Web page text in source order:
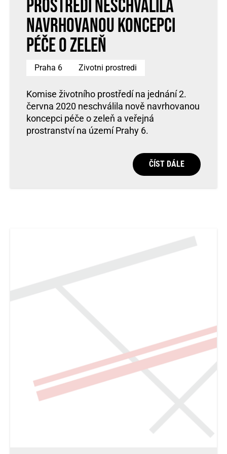
prostředí neschválila
navrhovanou koncepci
péče o zeleň
Praha 6 Zivotni prostredi
Komise životního prostředí na jednání 2.
června 2020 neschválila nově navrhovanou
koncepci péče o zeleň a veřejná
prostranství na území Prahy 6.
ČÍST DÁLE